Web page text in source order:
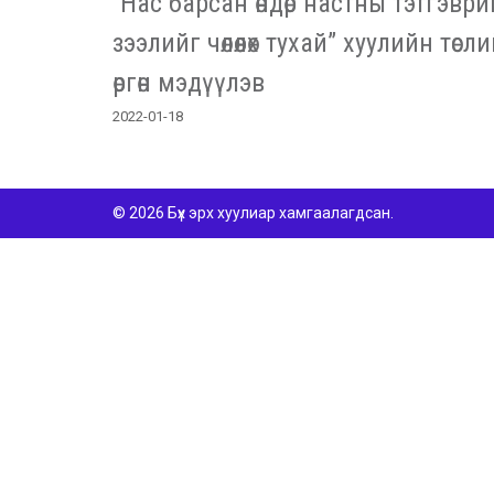
зээлийг чөлөөлөх тухай” хуулийн
өргөн мэдүүлэв
2022-01-18
© 2026 Бүх эрх хуулиар хамгаалагдсан.